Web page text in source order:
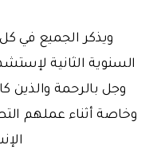
ويذكر الجميع في
السنوية الثانية
وجل بالرحمة والذين
وخاصة أثناء عملهم